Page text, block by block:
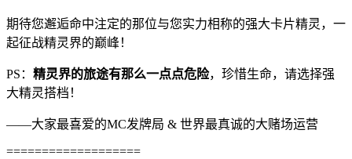
期待您邂逅命中注定的那位与您实力相称的强大卡片精灵，一
起征战精灵界的巅峰！
PS： 精灵界的旅途有那么一点点危险，珍惜生命，请选择强
大精灵搭档！
——大家最喜爱的MC发牌局 & 世界最真诚的大赌场运营
===================